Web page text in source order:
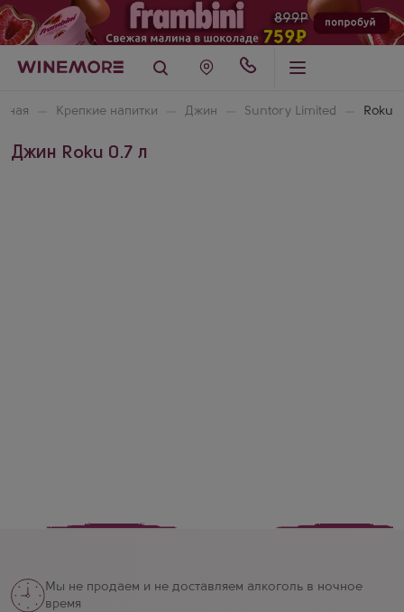
Крепкие напитки Джин Suntory Limited Roku
Джин Roku 0.7 л
Мы не продаем и не доставляем алкоголь в ночное
время